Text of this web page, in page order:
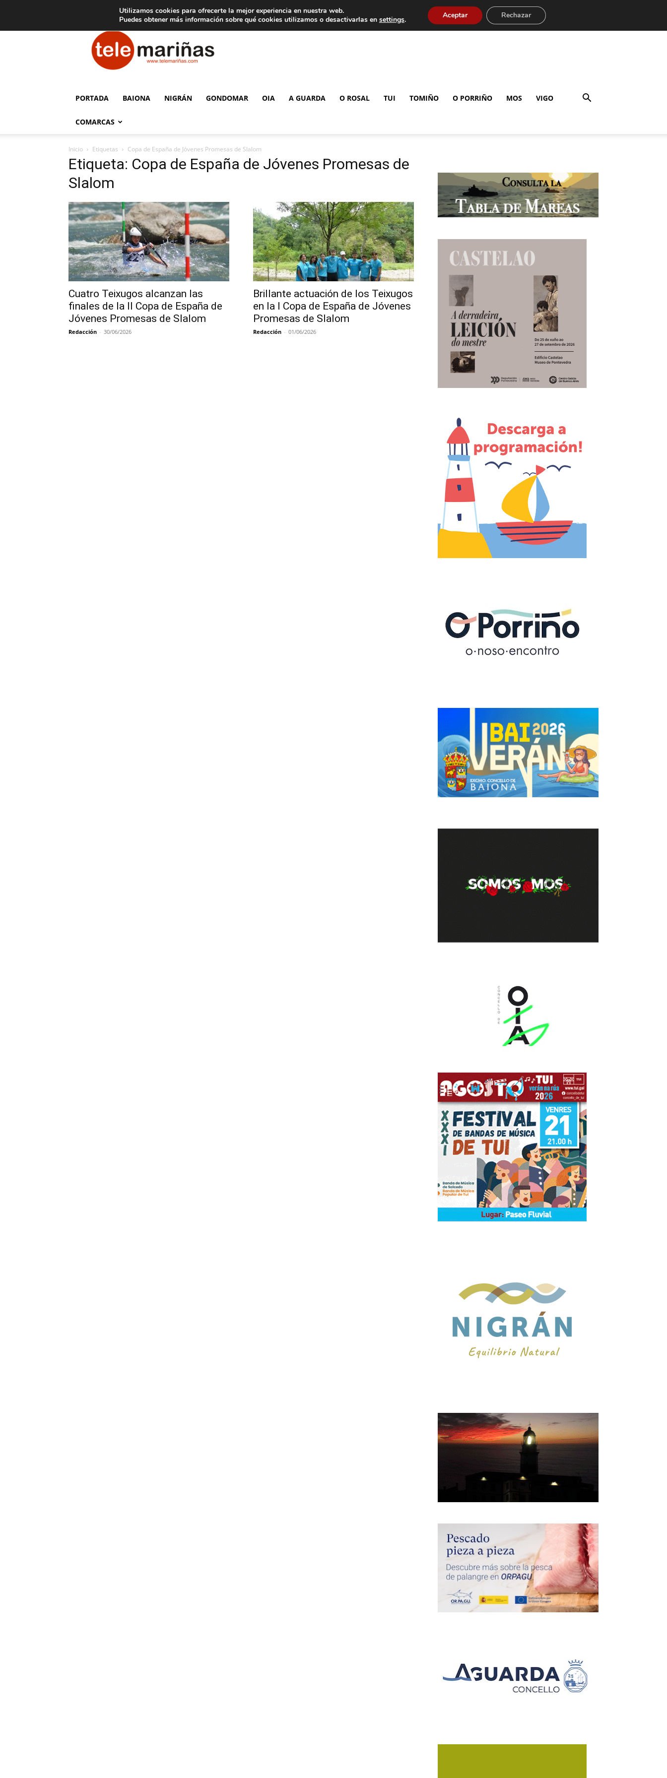
Aviso legal Tarifas de publicidad
Telemariñas
PORTADA BAIONA NIGRÁN GONDOMAR OIA A GUARDA O ROSAL TUI TOMIÑO O PORRIÑO MOS VIGO
COMARCAS
Inicio Etiquetas Copa de España de Jóvenes Promesas de Slalom
Etiqueta: Copa de España de Jóvenes Promesas de
Slalom
Cuatro Teixugos alcanzan las
finales de la II Copa de España de
Jóvenes Promesas de Slalom
Redacción - 30/06/2026
Brillante actuación de los Teixugos
en la I Copa de España de Jóvenes
Promesas de Slalom
Redacción - 01/06/2026
Utilizamos cookies para ofrecerte la mejor experiencia en nuestra web.
Puedes obtener más información sobre qué cookies utilizamos o desactivarlas en settings. Aceptar Rechazar